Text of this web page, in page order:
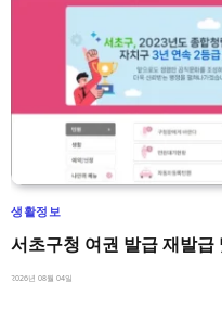
생활정보
서초구청 여권 발급 재발급
2026년 08월 04일